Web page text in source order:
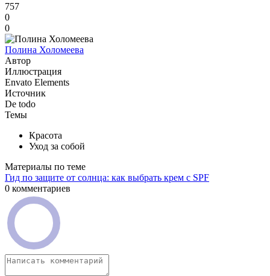
757
0
0
Полина Холомеева
Автор
Иллюстрация
Envato Elements
Источник
De todo
Темы
Красота
Уход за собой
Материалы по теме
Гид по защите от солнца: как выбрать крем с SPF
0 комментариев